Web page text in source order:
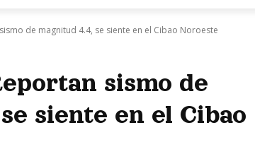
de magnitud 4.4, se siente en el Cibao Noroeste
sismo de
siente en el Cibao